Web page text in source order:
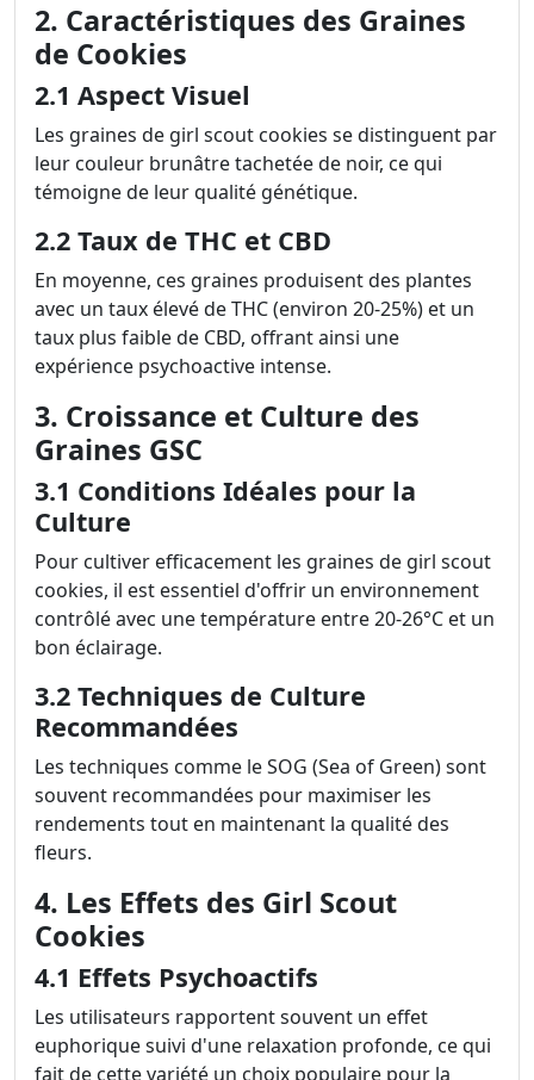
2. Caractéristiques des Graines
de Cookies
2.1 Aspect Visuel
Les graines de girl scout cookies se distinguent par
leur couleur brunâtre tachetée de noir, ce qui
témoigne de leur qualité génétique.
2.2 Taux de THC et CBD
En moyenne, ces graines produisent des plantes
avec un taux élevé de THC (environ 20-25%) et un
taux plus faible de CBD, offrant ainsi une
expérience psychoactive intense.
3. Croissance et Culture des
Graines GSC
3.1 Conditions Idéales pour la
Culture
Pour cultiver efficacement les graines de girl scout
cookies, il est essentiel d'offrir un environnement
contrôlé avec une température entre 20-26°C et un
bon éclairage.
3.2 Techniques de Culture
Recommandées
Les techniques comme le SOG (Sea of Green) sont
souvent recommandées pour maximiser les
rendements tout en maintenant la qualité des
fleurs.
4. Les Effets des Girl Scout
Cookies
4.1 Effets Psychoactifs
Les utilisateurs rapportent souvent un effet
euphorique suivi d'une relaxation profonde, ce qui
fait de cette variété un choix populaire pour la